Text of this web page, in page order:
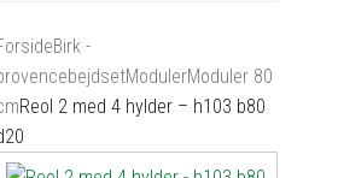
Birk -
ModulerModuler 80
Reol 2 med 4 hylder – h103 b80